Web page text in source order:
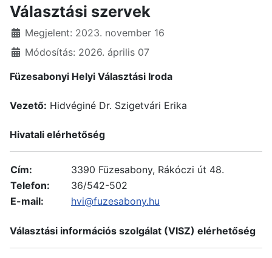
Választási szervek
Részletek
Megjelent: 2023. november 16
Módosítás: 2026. április 07
Füzesabonyi Helyi Választási Iroda
Vezető: Hidvéginé Dr. Szigetvári Erika
Hivatali elérhetőség
Cím:
3390 Füzesabony, Rákóczi út 48.
Telefon:
36/542-502
E-mail:
hvi@fuzesabony.hu
Választási információs szolgálat (VISZ) elérhetőség